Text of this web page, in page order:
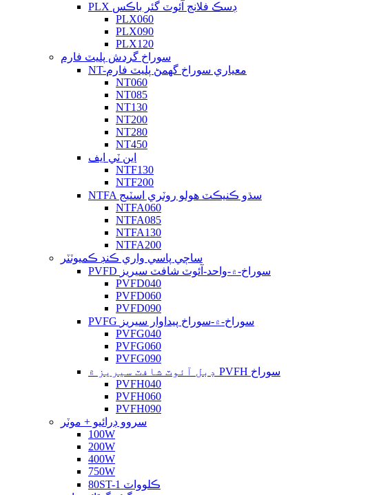
PLX ڊسڪ فلانج آئوٽ گئر باڪس
PLX060
PLX090
PLX120
سوراخ گردش پليٽ فارم
NT-معياري سوراخ گھمڻ پليٽ فارم
NT060
NT085
NT130
NT200
NT280
NT450
اين ٽي ايف
NTF130
NTF200
NTFA سڌو ڪنيڪٽ هولو روٽري اسٽيج
NTFA060
NTFA085
NTFA130
NTFA200
ساڄي پاسي واري ڪنڊ ڪميوٽٽر
PVFD سوراخ-۾-واحد-آئوٽ شافٽ سيريز
PVFD040
PVFD060
PVFD090
PVFG سوراخ-۾-سوراخ پيداوار سيريز
PVFG040
PVFG060
PVFG090
ڊبل آئوٽ شافٽ سيريز ۾ PVFH سوراخ
PVFH040
PVFH060
PVFH090
سروو ڊرائيو + موٽر
100W
200W
400W
750W
80ST-1 ڪلوواٽ